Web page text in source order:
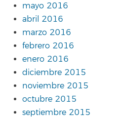
mayo 2016
abril 2016
marzo 2016
febrero 2016
enero 2016
diciembre 2015
noviembre 2015
octubre 2015
septiembre 2015